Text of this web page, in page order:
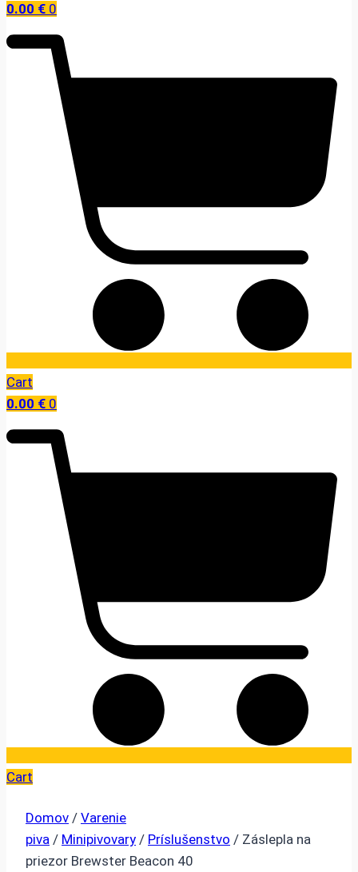
0.00 € 0
Cart
0.00 € 0
Cart
Domov / Varenie
piva / Minipivovary / Príslušenstvo / Záslepla na
priezor Brewster Beacon 40